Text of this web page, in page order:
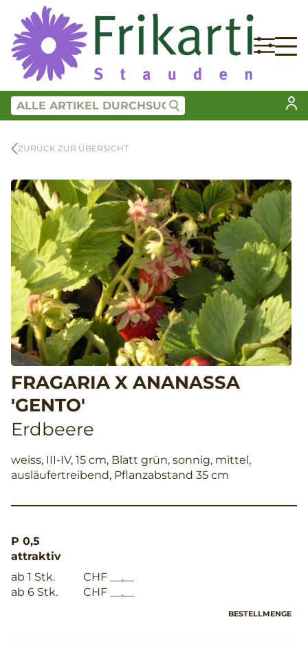
ZURÜCK ZUR ÜBERSICHT
FRAGARIA X ANANASSA
'GENTO'
Erdbeere
weiss, III-IV, 15 cm, Blatt grün, sonnig, mittel,
ausläufertreibend, Pflanzabstand 35 cm
P 0,5
attraktiv
ab 1 Stk.
CHF __,__
ab 6 Stk.
CHF __,__
BESTELLMENGE